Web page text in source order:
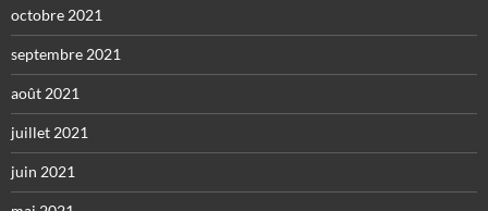
octobre 2021
septembre 2021
août 2021
juillet 2021
juin 2021